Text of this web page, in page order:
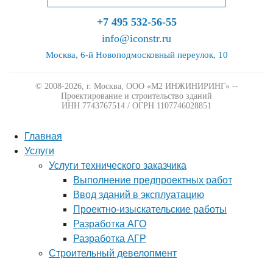
+7 495 532-56-55
info@iconstr.ru
Москва, 6-й Новоподмосковный переулок, 10
© 2008-2026, г. Москва, ООО «М2 ИНЖИНИРИНГ» --
Проектирование и строительство зданий
ИНН 7743767514 / ОГРН 1107746028851
Главная
Услуги
Услуги технического заказчика
Выполнение предпроектных работ
Ввод зданий в эксплуатацию
Проектно-изыскательские работы
Разработка АГО
Разработка АГР
Строительный девелопмент